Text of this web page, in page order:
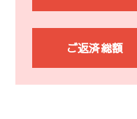
ご返済総額